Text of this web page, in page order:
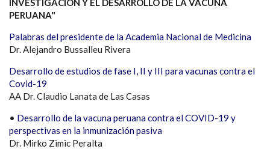
INVESTIGACIÓN Y EL DESARROLLO DE LA VACUNA
PERUANA"
Palabras del presidente de la Academia Nacional de Medicina
Dr. Alejandro Bussalleu Rivera
Desarrollo de estudios de fase I, II y III para vacunas contra el
Covid-19
AA Dr. Claudio Lanata de Las Casas
• Desarrollo de la vacuna peruana contra el COVID-19 y
perspectivas en la inmunización pasiva
Dr. Mirko Zimic Peralta